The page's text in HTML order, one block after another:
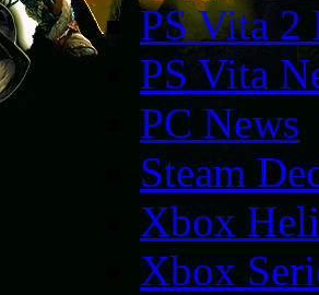
PS Vita 2
PS Vita
PC News
Steam
Xbox
Xbox